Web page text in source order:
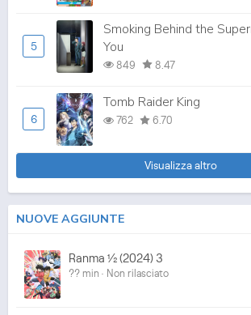
5
Smoking Behind the
You
849 8.47
6
Tomb Raider King
762 6.70
Visualizza altro
NUOVE AGGIUNTE
Ranma ½ (2024) 3
?? min · Non rilasciato